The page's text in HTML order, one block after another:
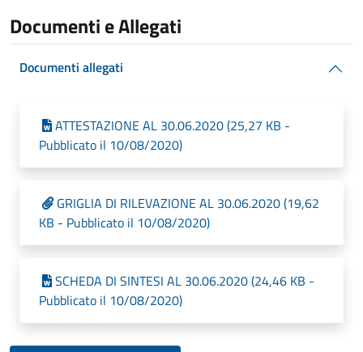
Documenti e Allegati
Documenti allegati
ATTESTAZIONE AL 30.06.2020 (25,27 KB -
Pubblicato il 10/08/2020)
GRIGLIA DI RILEVAZIONE AL 30.06.2020 (19,62
KB - Pubblicato il 10/08/2020)
SCHEDA DI SINTESI AL 30.06.2020 (24,46 KB -
Pubblicato il 10/08/2020)